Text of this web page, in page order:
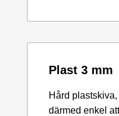
Plast 3 mm
Hård
därmed enkel